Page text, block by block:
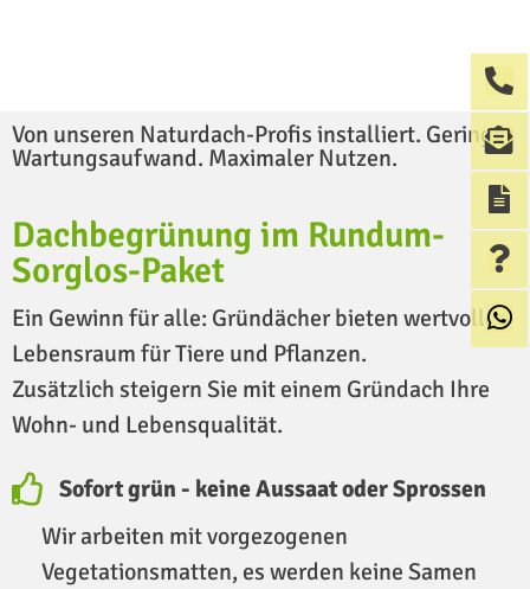
Von unseren Naturdach-Profis installiert. Geringer
Wartungsaufwand. Maximaler Nutzen.
Dachbegrünung im Rundum-
Sorglos-Paket
Ein Gewinn für alle: Gründächer bieten wertvollen
Lebensraum für Tiere und Pflanzen.
Zusätzlich steigern Sie mit einem Gründach Ihre
Wohn- und Lebensqualität.
Sofort grün - keine Aussaat oder Sprossen
Wir arbeiten mit vorgezogenen
Vegetationsmatten, es werden keine Samen